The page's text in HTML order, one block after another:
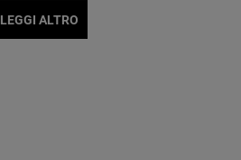
LEGGI ALTRO